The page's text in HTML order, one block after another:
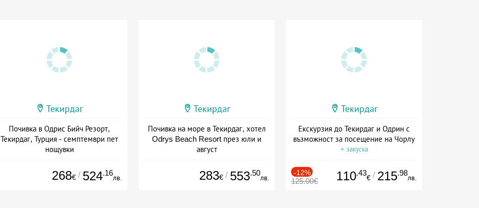
Текирдаг
Почивка в Одрис Бийч Резорт,
Текирдаг, Турция - семптември пет
нощувки
268€ / 524.16
лв.
Текирдаг
Почивка на море в Текирдаг, хотел
Odrys Beach Resort през юли и
август
283€ / 553.50
лв.
Текирдаг
Екскурзия до Текирдаг и Одрин с
възможност за посещение на Чорлу
+ закуска
-12%
125.00€ 110.43
€ / 215.98
лв.